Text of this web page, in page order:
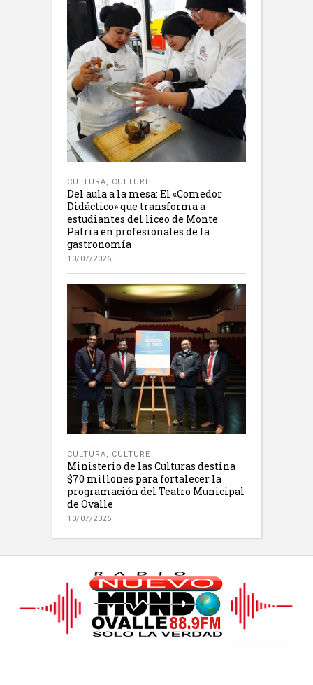
CULTURA CULTURE
Del aula a la mesa: El «Comedor
Didáctico» que transforma a
estudiantes del liceo de Monte
Patria en profesionales de la
gastronomía
10/07/2026
CULTURA, CULTURE
Ministerio de las Culturas destina
$70 millones para fortalecer la
programación del Teatro Municipal
de Ovalle
10/07/2026